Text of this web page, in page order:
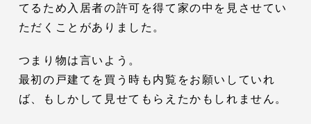
てるため入居者の許可を得て家の中を見させてい
ただくことがありました。
つまり物は言いよう。
最初の戸建てを買う時も内覧をお願いしていれ
ば、もしかして見せてもらえたかもしれません。